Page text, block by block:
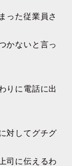
った従業員さ
かないと言っ
りに電話に出
対してグチグ
司に伝えるわ